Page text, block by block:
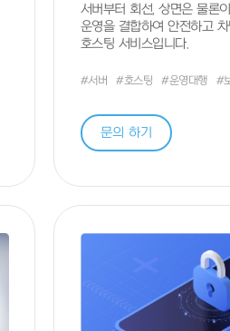
서버부터 회선, 상면은 물론
운영을 결합하여 안전하고
호스팅 서비스입니다.
#서버 #호스팅 #운영대행 #
문의 하기